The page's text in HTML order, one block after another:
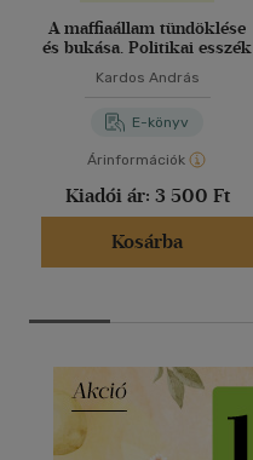
A maffiaállam tündöklése
és bukása. Politikai esszék
Kardos András
E-könyv
Árinformációk
Kiadói ár: 3 500 Ft
Kosárba